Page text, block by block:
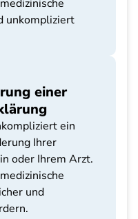
unkompliziert
einer
ein
Ihrer
oder Ihrem Arzt.
und